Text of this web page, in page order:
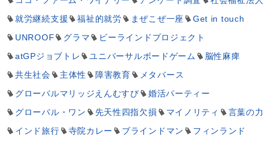
就労継続支援
福祉的就労 まぜこぜ一座
Get in touch
UNROOF
グラマ
ビーラインドプロジェクト
atGPジョブトレ
ユニバーサルボードゲーム
脳性麻痺
共生社会
主体性 障害教育
メタバース
グローバルマリッジえんむすび
婚活パーティー
グローバル・ワン
先天性四指欠損 マイノリティ
言葉の力
インド旅行
寺院カレー ブラインドマン
フィンランド